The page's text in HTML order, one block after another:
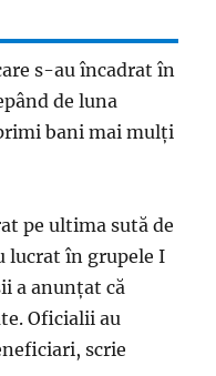
s-au încadrat în
de luna
bani mai mulți
pe ultima sută de
lucrat în grupele I
a anunţat că
Oficialii au
scrie